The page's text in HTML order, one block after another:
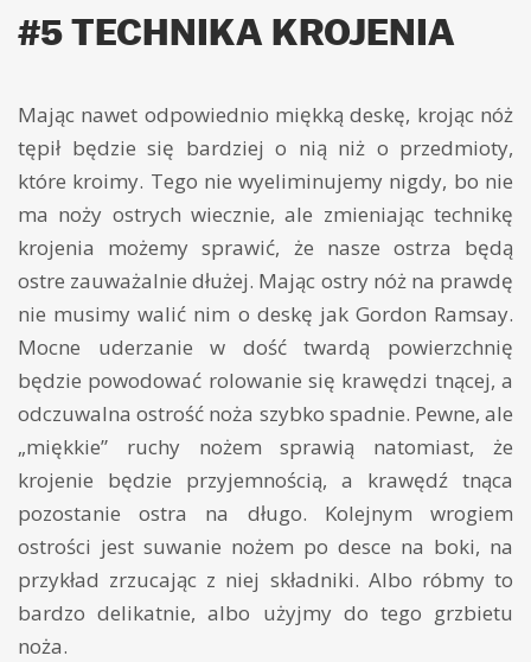
#5 TECHNIKA KROJENIA
Mając nawet odpowiednio miękką deskę, krojąc nóż
tępił będzie się bardziej o nią niż o przedmioty,
które kroimy. Tego nie wyeliminujemy nigdy, bo nie
ma noży ostrych wiecznie, ale zmieniając technikę
krojenia możemy sprawić, że nasze ostrza będą
ostre zauważalnie dłużej. Mając ostry nóż na prawdę
nie musimy walić nim o deskę jak Gordon Ramsay.
Mocne uderzanie w dość twardą powierzchnię
będzie powodować rolowanie się krawędzi tnącej, a
odczuwalna ostrość noża szybko spadnie. Pewne, ale
„miękkie” ruchy nożem sprawią natomiast, że
krojenie będzie przyjemnością, a krawędź tnąca
pozostanie ostra na długo. Kolejnym wrogiem
ostrości jest suwanie nożem po desce na boki, na
przykład zrzucając z niej składniki. Albo róbmy to
bardzo delikatnie, albo użyjmy do tego grzbietu
noża.